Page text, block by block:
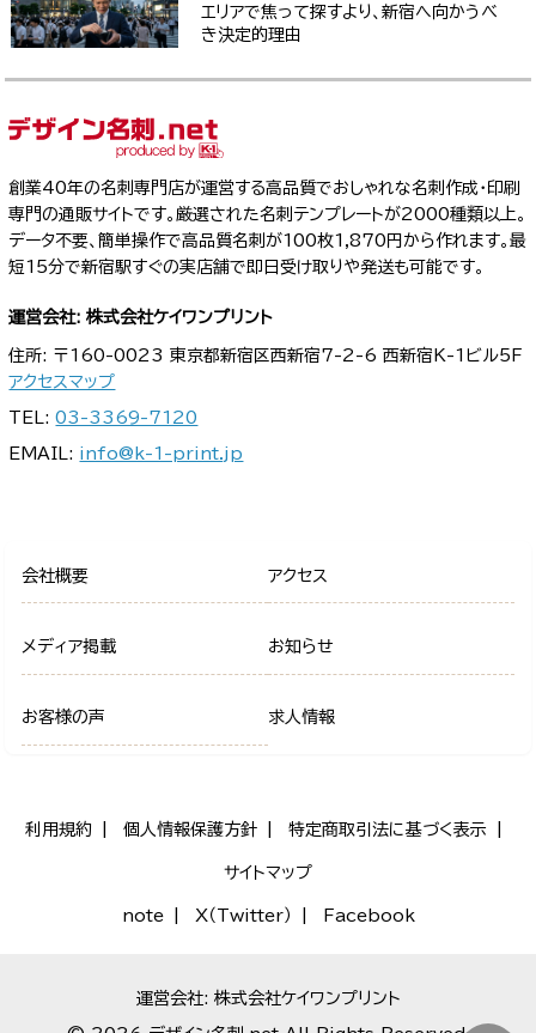
エリアで焦って探すより、新宿へ向かうべ
き決定的理由
創業40年の名刺専門店が運営する高品質でおしゃれな名刺作成・印刷
専門の通販サイトです。厳選された名刺テンプレートが2000種類以上。
データ不要、簡単操作で高品質名刺が100枚1,870円から作れます。最
短15分で新宿駅すぐの実店舗で即日受け取りや発送も可能です。
運営会社: 株式会社ケイワンプリント
住所: 〒160-0023 東京都新宿区西新宿7-2-6 西新宿K-1ビル5F
アクセスマップ
TEL:03-3369-7120
EMAIL: info@k-1-print.jp
会社概要 アクセス
メディア掲載 お知らせ
お客様の声 求人情報
利用規約 個人情報保護方針 特定商取引法に基づく表示
サイトマップ
note X（Twitter） Facebook
運営会社: 株式会社ケイワンプリント